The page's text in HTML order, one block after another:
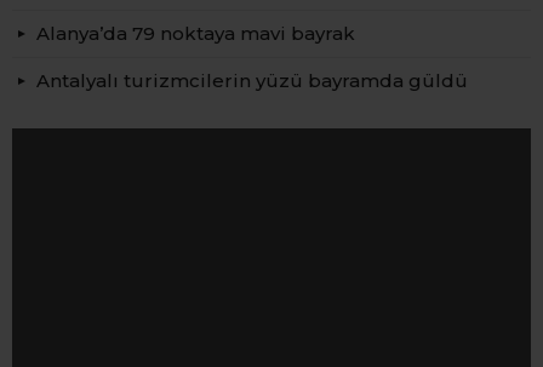
Alanya’da 79 noktaya mavi bayrak
Antalyalı turizmcilerin yüzü bayramda güldü